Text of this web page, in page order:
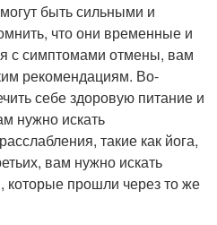
быть сильными и
что они временные и
с симптомами отмены, вам
рекомендациям. Во-
себе здоровую питание и
нужно искать
такие как йога,
вам нужно искать
которые прошли через то же